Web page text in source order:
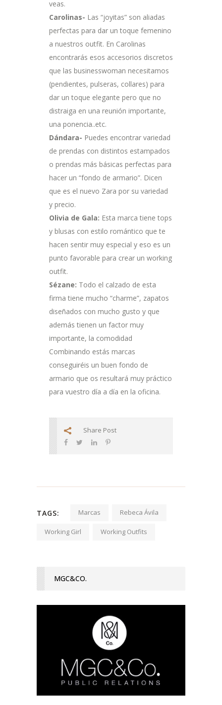
veas.
Carolinas- Las “joyitas” son aliadas
perfectas para dar un toque femenino
a nuestros outfit. En Carolinas
encontrarás esos accesorios discretos
que las businesswoman necesitamos
(pendientes, pulseras, collares) para
dar un toque elegante pero que no
distraiga en una reunión importante,
una ponencia..etc.
Dándara- Puedes encontrar variedad
de prendas con distintos estampados
o prendas más básicas perfectas para
hacer un “fondo de armario”. Dicen
que es el nuevo Zara por su variedad
y precio.
Olivia de Gala: Esta marca tiene tops
y blusas con estilo romántico que te
hacen sentir muy especial y eso es un
punto favorable para crear un working
outfit.
Sézane: Todo el calzado de esta
firma tiene mucho “charme”, zapatos
diseñados con mucho gusto y que
además tienen un factor muy
importante, la comodidad
Combinando estás marcas
conseguiréis un buen fondo de
armario que os resultará muy práctico
para vuestro día a día en la oficina.
Share Post
TAGS: Marcas Rebeca Ávila
Working Girl Working Outfits
MGC&CO.